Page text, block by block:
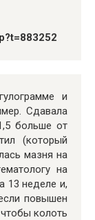
и
Сдавала
больше от
(который
мазня на
на
13 неделе и,
повышен
колоть